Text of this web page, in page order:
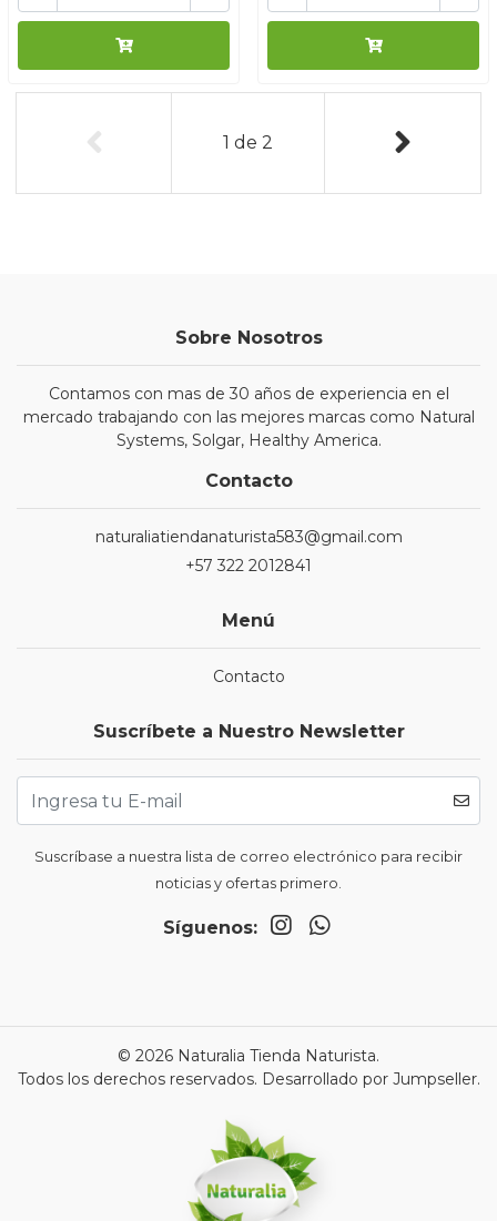
1 de 2
Sobre Nosotros
Contamos con mas de 30 años de experiencia en el
mercado trabajando con las mejores marcas como Natural
Systems, Solgar, Healthy America.
Contacto
naturaliatiendanaturista583@gmail.com
+57 322 2012841
Menú
Contacto
Suscríbete a Nuestro Newsletter
Suscríbase a nuestra lista de correo electrónico para recibir
noticias y ofertas primero.
Síguenos:
© 2026 Naturalia Tienda Naturista.
Todos los derechos reservados. Desarrollado por Jumpseller.